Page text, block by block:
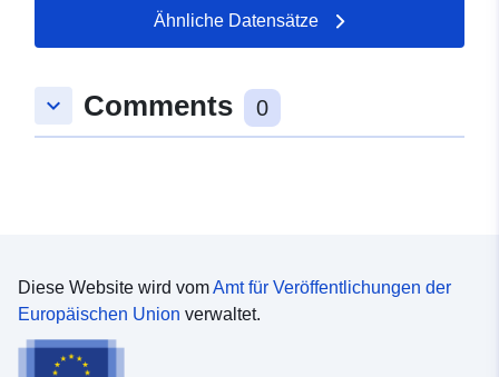
49.1893 ] ]
Typ: Polygon
uriRef:
http://data.europa.eu/88u/dataset/
b999-f1a5-af0c-2a9970ce50f1
Ähnliche Datensätze
keyboard_arrow_down Comments 0
Diese Website wird vomAmt für Veröffentlichungen der
Europäischen Union verwaltet.